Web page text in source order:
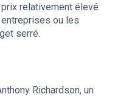
relativement élevé
ou les
serré.
Richardson, un